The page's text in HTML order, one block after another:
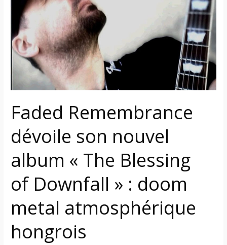
Faded Remembrance
dévoile son nouvel
album « The Blessing
of Downfall » : doom
metal atmosphérique
hongrois
nouvel
album
« The
Blessing
of Downfall »
doom
metal
atmosphérique
hongrois